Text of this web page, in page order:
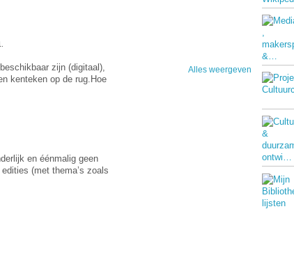
zijn (digitaal),
kenteken op de rug.Hoe
en éénmalig geen
(met thema’s zoals
Alles weergeven